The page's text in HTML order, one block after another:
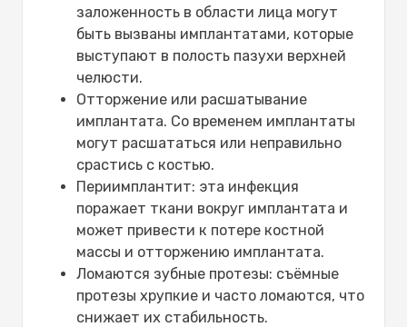
заложенность в области лица могут
быть вызваны имплантатами, которые
выступают в полость пазухи верхней
челюсти.
Отторжение или расшатывание
имплантата. Со временем имплантаты
могут расшататься или неправильно
срастись с костью.
Периимплантит: эта инфекция
поражает ткани вокруг имплантата и
может привести к потере костной
массы и отторжению имплантата.
Ломаются зубные протезы: съёмные
протезы хрупкие и часто ломаются, что
снижает их стабильность.